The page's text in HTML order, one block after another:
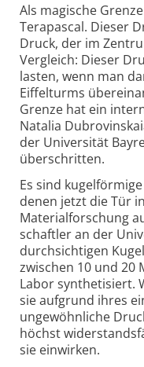
Als magische
Terapascal. Dieser
Druck, der im
Vergleich: Dieser
lasten, wenn man
Eiffelturms
Grenze hat ein
Natalia
der Universität
überschritten.
Es sind
denen jetzt die Tür
Material­forschung
schaftler an der
durch­sichtigen
zwischen 10 und 20
Labor synthetisiert.
sie aufgrund ihres
unge­wöhnliche
höchst
sie einwirken.